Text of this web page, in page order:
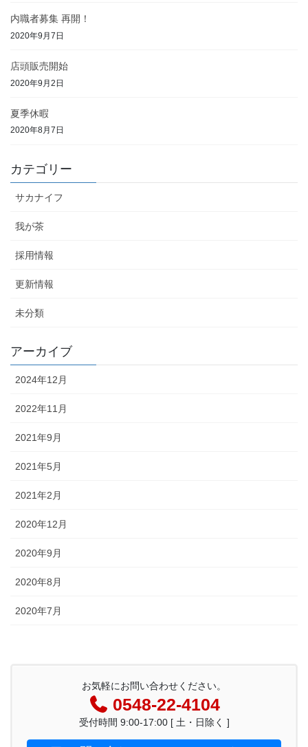
内職者募集 再開！
2020年9月7日
店頭販売開始
2020年9月2日
夏季休暇
2020年8月7日
カテゴリー
サカナイフ
我が茶
採用情報
更新情報
未分類
アーカイブ
2024年12月
2022年11月
2021年9月
2021年5月
2021年2月
2020年12月
2020年9月
2020年8月
2020年7月
お気軽にお問い合わせください。
0548-22-4104
受付時間 9:00-17:00 [ 土・日除く ]